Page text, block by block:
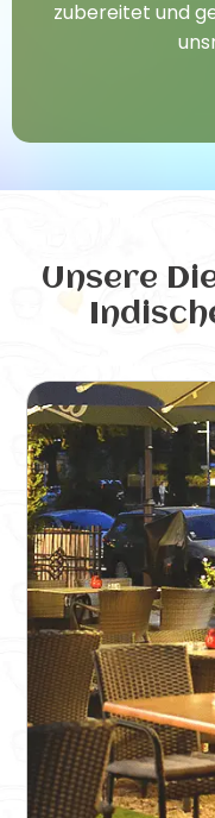
zubereitet und
Unsere